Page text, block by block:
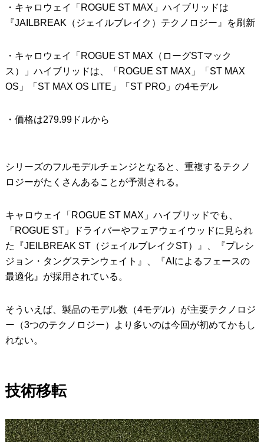
・キャロウェイ「ROGUE ST MAX」ハイブリッドは
『JAILBREAK（ジェイルブレイク）テクノロジー』を刷新
・キャロウェイ「ROGUE ST MAX（ローグSTマック
ス）」ハイブリッドは、「ROGUE ST MAX」「ST MAX
OS」「ST MAX OS LITE」「ST PRO」の4モデル
・価格は279.99ドルから
シリーズのフルモデルチェンジとなると、重複するテクノ
ロジーがたくさんあることが予測される。
キャロウェイ「ROGUE ST MAX」ハイブリッドでも、
「ROGUE ST」ドライバーやフェアウェイウッドに見られ
た『JEILBREAK ST（ジェイルブレイクST）』、『プレシ
ジョン・タングステンウェイト』、『AIによるフェースの
最適化』が採用されている。
そういえば、製品のモデル数（4モデル）が主要テクノロジ
ー（3つのテクノロジー）より多いのは今回が初めてかもし
れない。
技術移転
WEDGES ウェッジ
OTHER その他
Editor’s Picks 編集部のおすすめ